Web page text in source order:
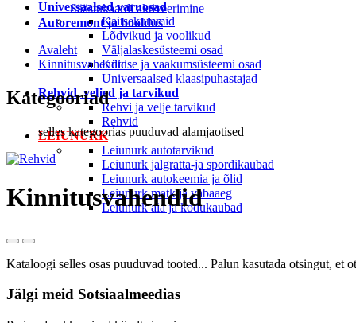
Universaalsed varuosad
Kaitsekummid
Lõdvikud ja voolikud
Väljalaskesüsteemi osad
Kütuse ja vaakumsüsteemi osad
Universaalsed klaasipuhastajad
Rehvid, veljed ja tarvikud
Rehvi ja velje tarvikud
Rehvid
LEIUNURK
Leiunurk autotarvikud
Leiunurk jalgratta-ja spordikaubad
Leiunurk autokeemia ja õlid
Leiunurk matk ja vabaaeg
Leiunurk aia ja kodukaubad
Säästukaardi aktiveerimine
Autoremont ja hooldus
Avaleht
Kinnitusvahendid
Kategooriad
selles kategoorias puuduvad alamjaotised
Kinnitusvahendid
Kataloogi selles osas puuduvad tooted... Palun kasutada otsingut, et
Jälgi meid Sotsiaalmeedias